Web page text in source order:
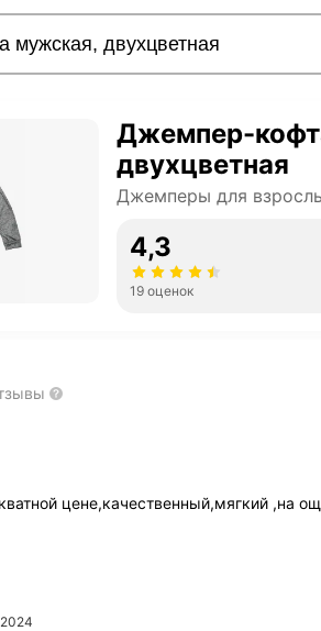
Джемпер-
двухцветная
Джемперы для
4,3
19 оценок
цене,качественный,мягкий ,на